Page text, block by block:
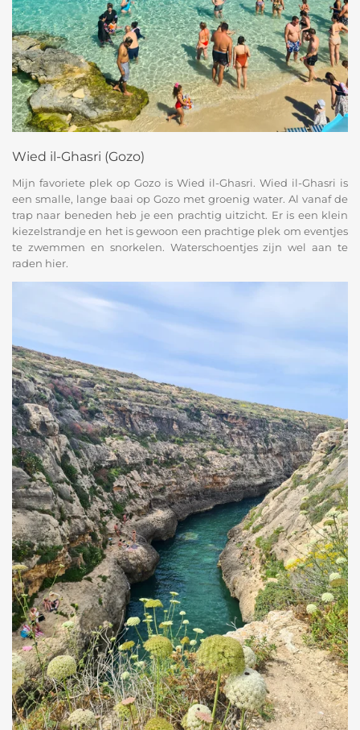
Wied il-Ghasri (Gozo)
Mijn favoriete plek op Gozo is Wied il-Ghasri. Wied il-Ghasri is
een smalle, lange baai op Gozo met groenig water. Al vanaf de
trap naar beneden heb je een prachtig uitzicht. Er is een klein
kiezelstrandje en het is gewoon een prachtige plek om eventjes
te zwemmen en snorkelen. Waterschoentjes zijn wel aan te
raden hier.